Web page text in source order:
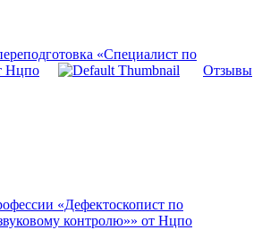
«Специалист по
Нцпо
Отзывы
«Дефектоскопист по
контролю»» от Нцпо